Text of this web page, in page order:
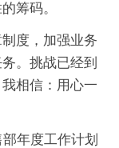
筹码。
度，加强业务
。挑战已经到
相信：用心一
年度工作计划